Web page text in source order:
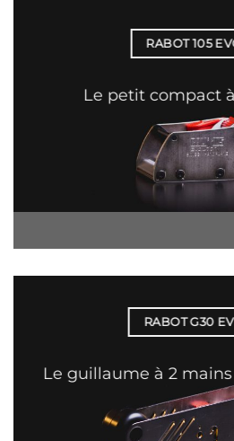
RABOT 105
Le petit compact
RABOT G30
Le guillaume à 2